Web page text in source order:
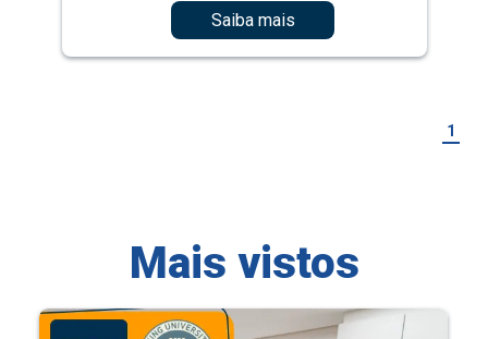
Saiba mais
1
Mais vistos